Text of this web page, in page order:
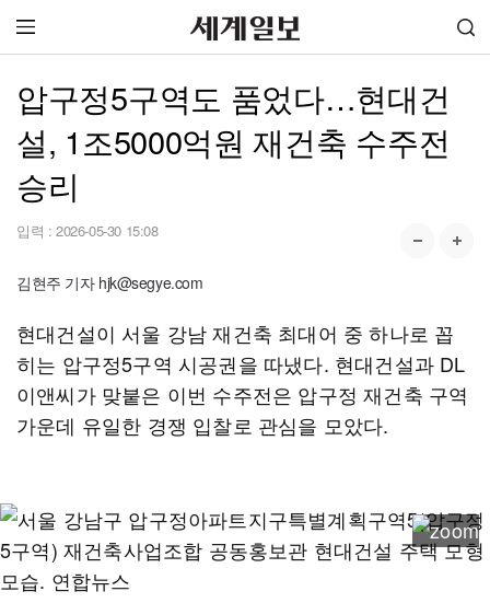
압구정5구역도 품었다…현대건
설, 1조5000억원 재건축 수주전
승리
입력 : 2026-05-30 15:08
김현주 기자 hjk@segye.com
현대건설이 서울 강남 재건축 최대어 중 하나로 꼽
히는 압구정5구역 시공권을 따냈다. 현대건설과 DL
이앤씨가 맞붙은 이번 수주전은 압구정 재건축 구역
가운데 유일한 경쟁 입찰로 관심을 모았다.